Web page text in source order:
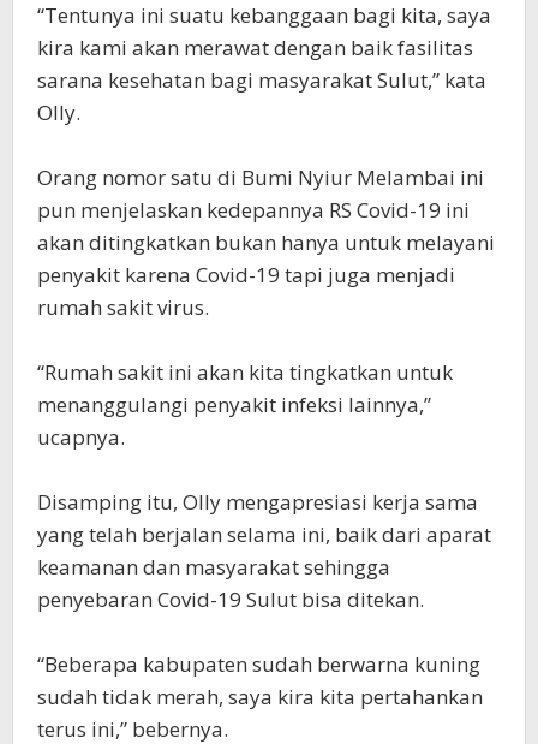
“Tentunya ini suatu kebanggaan bagi kita, saya
kira kami akan merawat dengan baik fasilitas
sarana kesehatan bagi masyarakat Sulut,” kata
Olly.
Orang nomor satu di Bumi Nyiur Melambai ini
pun menjelaskan kedepannya RS Covid-19 ini
akan ditingkatkan bukan hanya untuk melayani
penyakit karena Covid-19 tapi juga menjadi
rumah sakit virus.
“Rumah sakit ini akan kita tingkatkan untuk
menanggulangi penyakit infeksi lainnya,”
ucapnya.
Disamping itu, Olly mengapresiasi kerja sama
yang telah berjalan selama ini, baik dari aparat
keamanan dan masyarakat sehingga
penyebaran Covid-19 Sulut bisa ditekan.
“Beberapa kabupaten sudah berwarna kuning
sudah tidak merah, saya kira kita pertahankan
terus ini,” bebernya.